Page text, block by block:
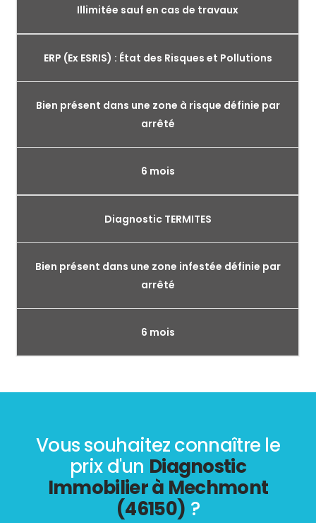
Illimitée sauf en cas de travaux
ERP (Ex ESRIS) : État des Risques et Pollutions
Bien présent dans une zone à risque définie par
arrêté
6 mois
Diagnostic TERMITES
Bien présent dans une zone infestée définie par
arrêté
6 mois
Vous souhaitez connaître le
prix d'un Diagnostic
Immobilier à Mechmont
(46150) ?